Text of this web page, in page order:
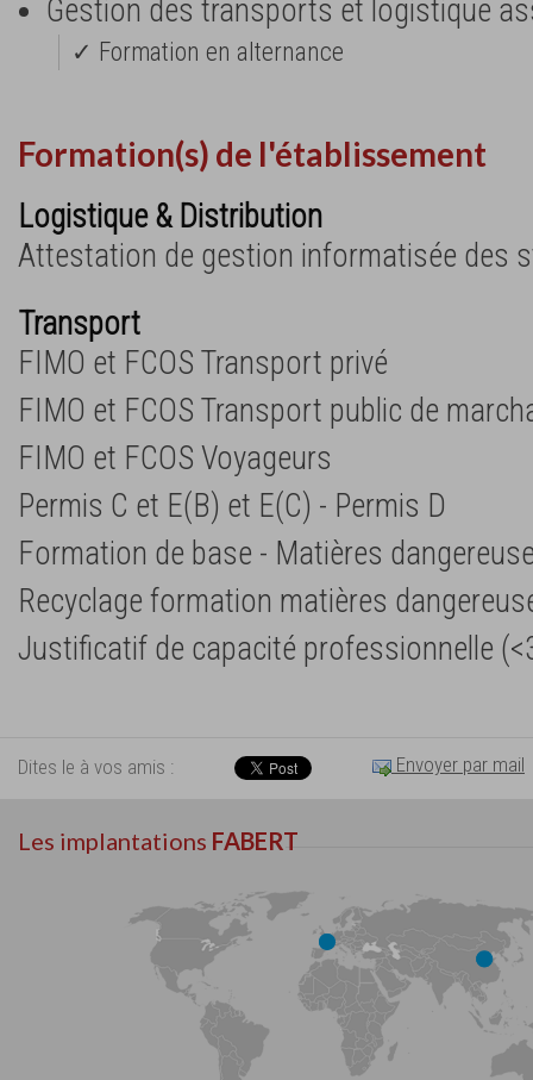
Gestion des transports et logistique
✓ Formation en alternance
Formation(s) de l'établissement
Logistique & Distribution
Attestation de gestion informatisée des
Transport
FIMO et FCOS Transport privé
FIMO et FCOS Transport public de
FIMO et FCOS Voyageurs
Permis C et E(B) et E(C) - Permis D
Formation de base - Matières
Recyclage formation matières
Justificatif de capacité professionnelle
Dites le à vos amis : Envoyer par mail
Les implantations FABERT